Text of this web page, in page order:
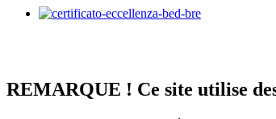
REMARQUE ! Ce site utilise